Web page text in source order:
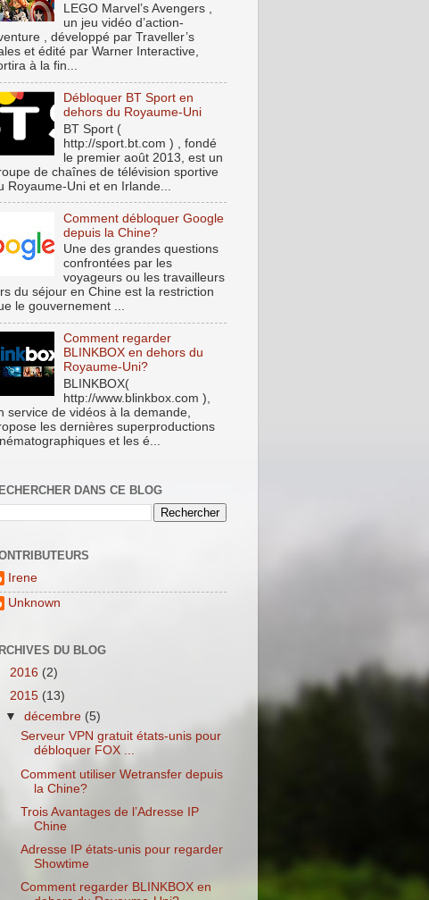
LEGO Marvel’s Avengers ,
un jeu vidéo d’action-
, développé par Traveller’s
et édité par Warner Interactive,
à la fin...
Débloquer BT Sport en
dehors du Royaume-Uni
BT Sport (
http://sport.bt.com ) , fondé
le premier août 2013, est un
de chaînes de télévision sportive
Royaume-Uni et en Irlande...
Comment débloquer Google
depuis la Chine?
Une des grandes questions
confrontées par les
voyageurs ou les travailleurs
du séjour en Chine est la restriction
le gouvernement ...
Comment regarder
BLINKBOX en dehors du
Royaume-Uni?
BLINKBOX(
http://www.blinkbox.com ),
service de vidéos à la demande,
les dernières superproductions
et les é...
DANS CE BLOG
Irene
Unknown
DU BLOG
2016 (2)
2015 (13)
▼décembre (5)
Serveur VPN gratuit états-unis pour
débloquer FOX ...
Comment utiliser Wetransfer depuis
la Chine?
Trois Avantages de l’Adresse IP
Chine
Adresse IP états-unis pour regarder
Showtime
Comment regarder BLINKBOX en